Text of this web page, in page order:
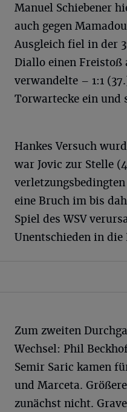
Manuel Schiebener
auch gegen
Ausgleich fiel in der
Diallo einen Freistoß
verwandelte – 1:1
Torwartecke ein und
Hankes Versuch
war Jovic zur Stelle
eine Bruch im bis
Spiel des WSV
Unentschieden in die
Zum zweiten
Wechsel: Phil
Semir Saric kamen
und Marceta.
zunächst nicht.